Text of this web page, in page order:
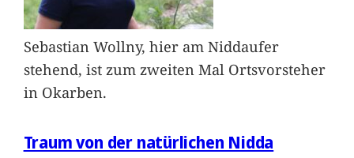
Sebastian Wollny, hier am Niddaufer
stehend, ist zum zweiten Mal Ortsvorsteher
in Okarben.
Traum von der natürlichen Nidda